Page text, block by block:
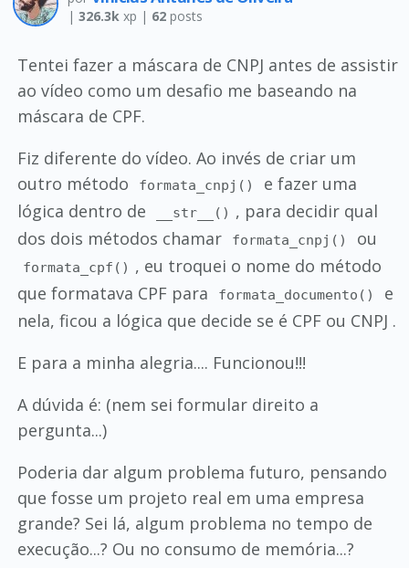
| 326.3kxp | 62posts
Tentei fazer a máscara de CNPJ antes de assistir
ao vídeo como um desafio me baseando na
máscara de CPF.
Fiz diferente do vídeo. Ao invés de criar um
outro método
formata_cnpj()
e fazer uma
lógica dentro de
__str__() , para decidir qual
dos dois métodos chamar
formata_cnpj() ou
formata_cpf() , eu troquei o nome do método
que formatava CPF para
formata_documento()
e
nela, ficou a lógica que decide se é CPF ou CNPJ .
E para a minha alegria.... Funcionou!!!
A dúvida é: (nem sei formular direito a
pergunta...)
Poderia dar algum problema futuro, pensando
que fosse um projeto real em uma empresa
grande? Sei lá, algum problema no tempo de
execução...? Ou no consumo de memória...?